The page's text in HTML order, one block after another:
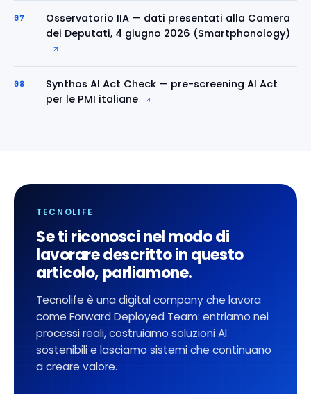
07
Osservatorio IIA — dati presentati alla Camera
dei Deputati, 4 giugno 2026 (Smartphonology)
08
Synthos AI Act Check — pre-screening AI Act
per le PMI italiane
TECNOLIFE
Se ti riconosci nel modo di
lavorare descritto in questo
articolo, parliamone.
Tecnolife è una digital company che lavora
come Forward Deployed Team: entriamo nei
processi reali, costruiamo soluzioni AI
sostenibili e lasciamo sistemi che continuano
a creare valore.